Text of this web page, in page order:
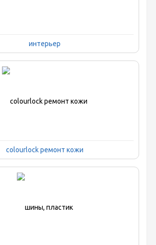
интерьер
colourlock ремонт кожи